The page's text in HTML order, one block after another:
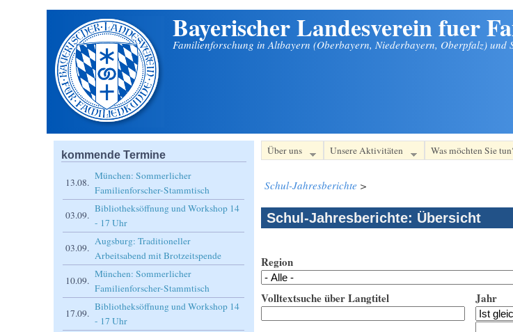
Bayerischer Landesverein fuer
Familienforschung in Altbayern (Oberbayern, Niederbayern, Oberpfalz) und
Über uns Unsere Aktivitäten Was möchten Sie
Schul-Jahresberichte >
Schul-Jahresberichte: Übersicht
Region
Volltextsuche über Langtitel
Jahr
kommende Termine
13.08.
München: Sommerlicher
Familienforscher-Stammtisch
03.09.
Bibliotheksöffnung und Workshop 14
- 17 Uhr
03.09.
Augsburg: Traditioneller
Arbeitsabend mit Brotzeitspende
10.09.
München: Sommerlicher
Familienforscher-Stammtisch
17.09.
Bibliotheksöffnung und Workshop 14
- 17 Uhr